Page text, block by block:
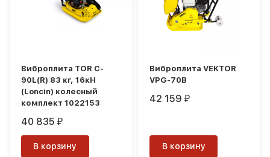
Виброплита TOR C-
90L(R) 83 кг, 16кН
(Loncin) колесный
комплект 1022153
40 835₽
В корзину
Виброплита VEKTOR
VPG-70B
42 159₽
В корзину